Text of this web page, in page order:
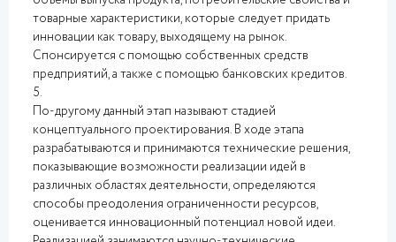
товарные характеристики, которые следует придать
инновации как товару, выходящему на рынок.
Спонсируется с помощью собственных средств
предприятий, а также с помощью банковских кредитов.
5.
По-другому данный этап называют стадией
концептуального проектирования. В ходе этапа
разрабатываются и принимаются технические решения,
показывающие возможности реализации идей в
различных областях деятельности, определяются
способы преодоления ограниченности ресурсов,
оценивается инновационный потенциал новой идеи.